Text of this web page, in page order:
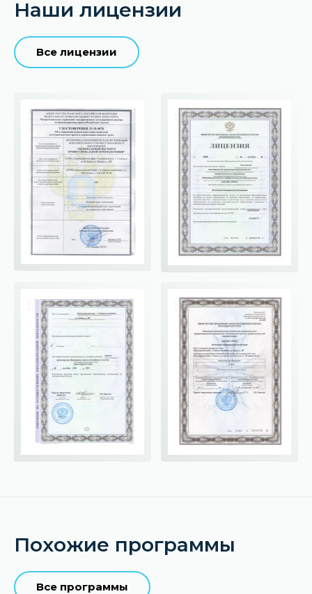
Наши лицензии
Все лицензии
Похожие программы
Все программы